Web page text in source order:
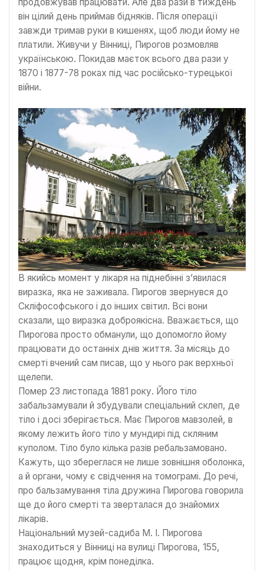
він цілий день приймав бідняків. Після операції
завжди тримав руки в кишенях, щоб люди йому не
платили. Живучи у Вінниці, Пирогов розмовляв
українською. Покидав маєток всього два рази у
1870 і 1877-78 роках під час російсько-турецької
війни.
В якийсь момент у лікаря на піднебінні з’явилася
виразка, яка не заживала. Пирогов звернувся до
Скліфософського і до інших світил. Всі вони
сказали, що виразка доброякісна. Вважається, що
Пирогова просто обманули, що допомогло йому
працювати до останніх днів життя. За місяць до
смерті вчений сам писав, що у нього рак верхньої
щелепи.
Помер 23 листопада 1881 року. Його тіло
забальзамували й збудували спеціальний склеп, де
тіло і досі зберігається. Має Пирогов мавзолей, в
якому лежить його тіло у мундирі під скляним
куполом. Тіло було кілька разів ребальзамовано.
Кажуть, що збереглася не лише зовнішня оболонка,
а й органи, чому є свідчення на томограмі. До речі,
про бальзамування тіла дружина Пирогова говорила
ще до його смерті та зверталася до знайомих
лікарів.
Національний музей-садиба М. І. Пирогова
знаходиться у Вінниці на вулиці Пирогова, 155,
працює щодня, крім понеділка.